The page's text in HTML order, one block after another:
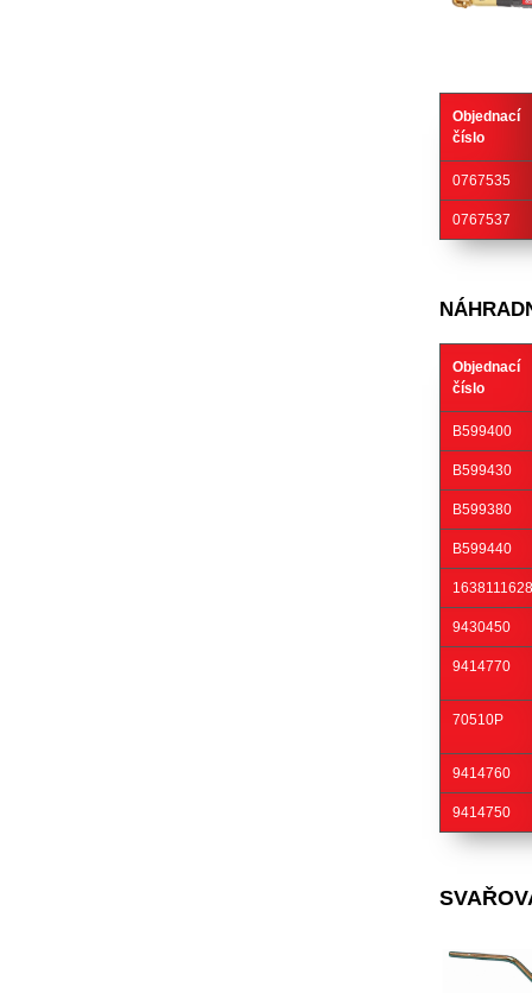
Objednací
číslo
0767535
0767537
Objednací
číslo
B599400
B599430
B599380
B599440
9430450
9414770
70510P
9414760
9414750